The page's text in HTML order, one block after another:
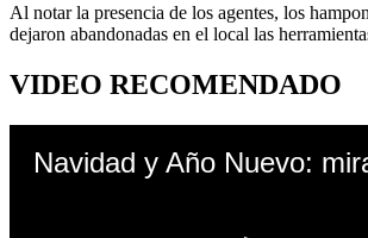
Al notar la presencia de los agentes, los
dejaron abandonadas en el local las
VIDEO RECOMENDADO